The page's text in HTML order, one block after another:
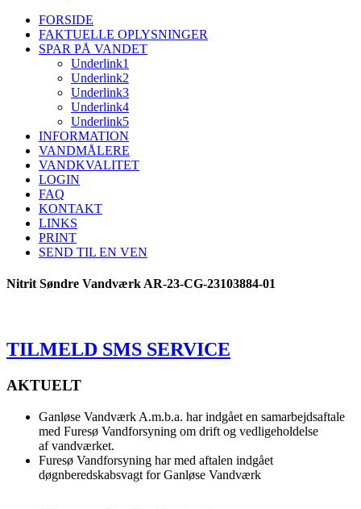
FORSIDE
FAKTUELLE OPLYSNINGER
SPAR PÅ VANDET
Underlink1
Underlink2
Underlink3
Underlink4
Underlink5
INFORMATION
VANDMÅLERE
VANDKVALITET
LOGIN
FAQ
KONTAKT
LINKS
PRINT
SEND TIL EN VEN
Nitrit Søndre Vandværk AR-23-CG-23103884-01
TILMELD SMS SERVICE
AKTUELT
Ganløse Vandværk A.m.b.a. har indgået en samarbejdsaftale
med Furesø Vandforsyning om drift og vedligeholdelse
af vandværket.
Furesø Vandforsyning har med aftalen indgået
døgnberedskabsvagt for Ganløse Vandværk